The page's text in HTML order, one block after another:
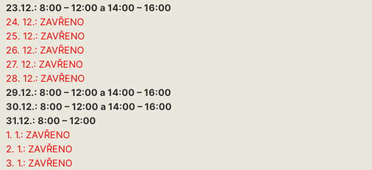
23.12.: 8:00 – 12:00 a 14:00 – 16:00
24. 12.: ZAVŘENO
25. 12.: ZAVŘENO
26. 12.: ZAVŘENO
27. 12.: ZAVŘENO
28. 12.: ZAVŘENO
29.12.: 8:00 – 12:00 a 14:00 – 16:00
30.12.: 8:00 – 12:00 a 14:00 – 16:00
31.12.: 8:00 – 12:00
1. 1.: ZAVŘENO
2. 1.: ZAVŘENO
3. 1.: ZAVŘENO